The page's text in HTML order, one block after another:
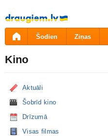
Pāriet
uz
saturu
Šodien Ziņas
Kino
Aktuāli
Šobrīd kino
Drīzumā
Visas filmas